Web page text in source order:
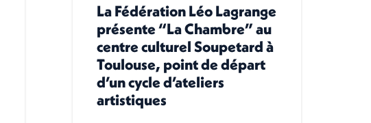
La Fédération Léo Lagrange
présente “La Chambre” au
centre culturel Soupetard à
Toulouse, point de départ
d’un cycle d’ateliers
artistiques